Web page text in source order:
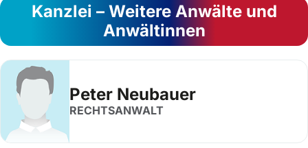
Kanzlei – Weitere Anwälte und
Anwältinnen
Peter Neubauer
RECHTSANWALT